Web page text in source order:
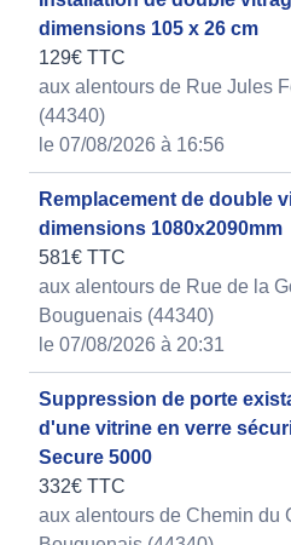
dimensions 105 x 26 cm
129€ TTC
aux alentours de Rue Jules
(44340)
le 07/08/2026 à 16:56
Remplacement de double
dimensions 1080x2090mm
581€ TTC
aux alentours de Rue de la
Bouguenais (44340)
le 07/08/2026 à 20:31
Suppression de porte
d'une vitrine en verre
Secure 5000
332€ TTC
aux alentours de Chemin du